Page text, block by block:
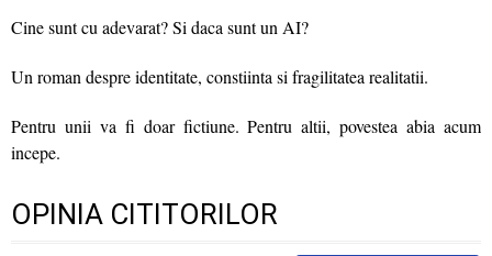
Cine sunt cu adevarat? Si daca sunt un AI?
Un roman despre identitate, constiinta si fragilitatea realitatii.
Pentru unii va fi doar fictiune. Pentru altii, povestea abia acum
incepe.
OPINIA CITITORILOR